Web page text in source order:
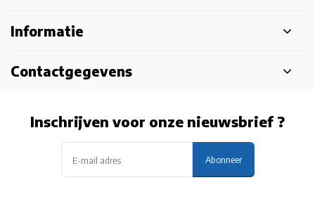
Informatie
Contactgegevens
Inschrijven voor onze nieuwsbrief ?
Abonneer